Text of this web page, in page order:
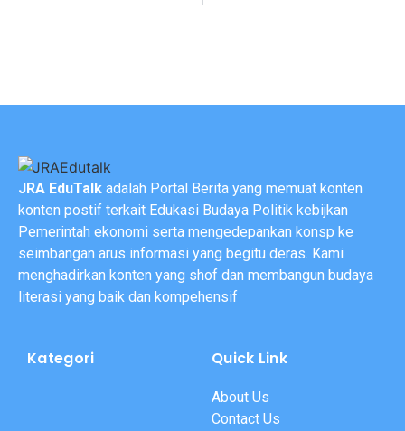
JRA EduTalk adalah Portal Berita yang memuat konten
konten postif terkait Edukasi Budaya Politik kebijkan
Pemerintah ekonomi serta mengedepankan konsp ke
seimbangan arus informasi yang begitu deras. Kami
menghadirkan konten yang shof dan membangun budaya
literasi yang baik dan kompehensif
Kategori Quick Link
About Us
Contact Us